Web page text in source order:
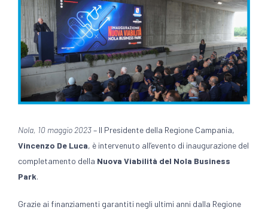
Nola, 10 maggio 2023– Il Presidente della Regione Campania,
Vincenzo De Luca, è intervenuto all’evento di inaugurazione del
completamento della Nuova Viabilità del Nola Business
Park.
Grazie ai finanziamenti garantiti negli ultimi anni dalla Regione